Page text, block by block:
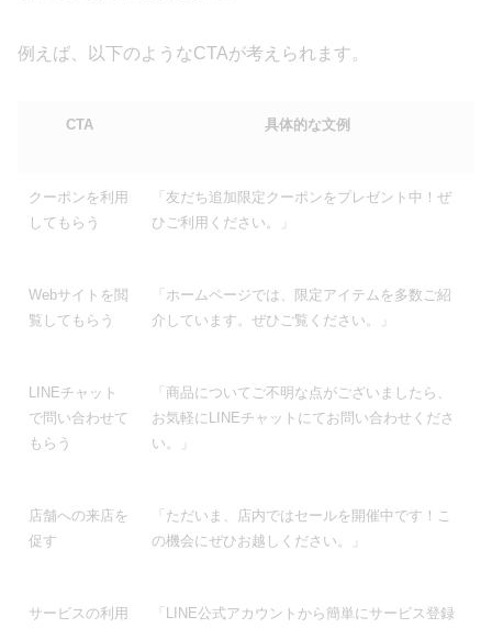
例えば、以下のようなCTAが考えられます。
CTA 具体的な文例
クーポンを利用
してもらう
「友だち追加限定クーポンをプレゼント中！ぜ
ひご利用ください。」
Webサイトを閲
覧してもらう
「ホームページでは、限定アイテムを多数ご紹
介しています。ぜひご覧ください。」
LINEチャット
で問い合わせて
もらう
「商品についてご不明な点がございましたら、
お気軽にLINEチャットにてお問い合わせくださ
い。」
店舗への来店を
促す
「ただいま、店内ではセールを開催中です！こ
の機会にぜひお越しください。」
サービスの利用
「LINE公式アカウントから簡単にサービス登録